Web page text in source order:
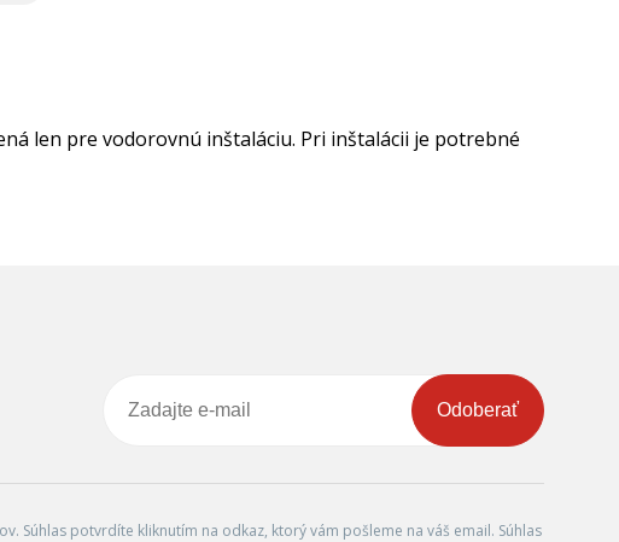
len pre vodorovnú inštaláciu. Pri inštalácii je potrebné
Odoberať
Súhlas potvrdíte kliknutím na odkaz, ktorý vám pošleme na váš email. Súhlas